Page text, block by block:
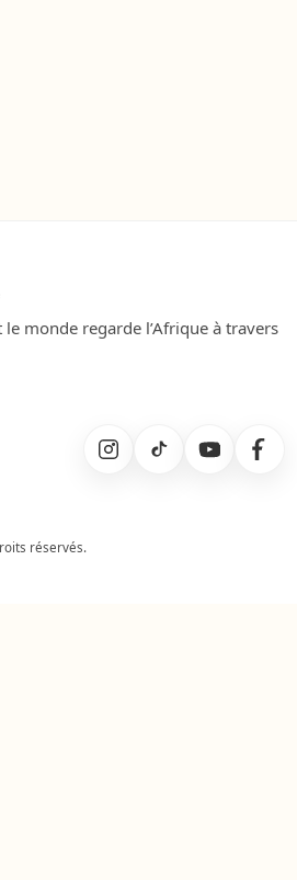
monde regarde l’Afrique à travers
réservés.